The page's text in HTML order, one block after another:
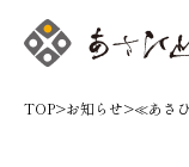
TOP>お知らせ>≪あさ